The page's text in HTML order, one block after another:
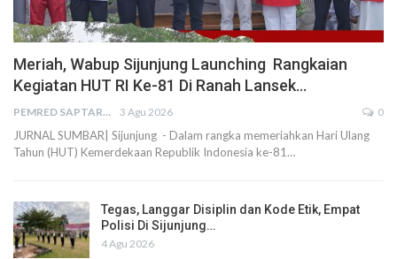
Meriah, Wabup Sijunjung Launching Rangkaian
Kegiatan HUT RI Ke-81 Di Ranah Lansek…
PEMRED SAPTARIUS 3 Agu 2026 0
JURNAL SUMBAR| Sijunjung - Dalam rangka memeriahkan Hari Ulang
Tahun (HUT) Kemerdekaan Republik Indonesia ke-81…
Tegas, Langgar Disiplin dan Kode Etik, Empat
Polisi Di Sijunjung…
4 Agu 2026